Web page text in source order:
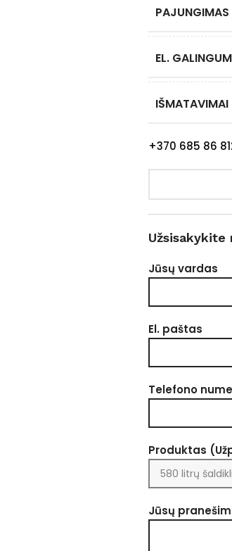
PAJUNGIMAS
EL.
+370 685 86
Užsisakykite
Jūsų vardas
El. paštas
Telefono
Produktas
Jūsų